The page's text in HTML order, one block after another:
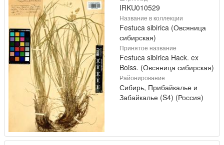
IRKU010529
Название в коллекции
Festuca sibirica (Овсяница
сибирская)
Принятое название
Festuca sibirica Hack. ex
Boiss. (Овсяница сибирская)
Районирование
Сибирь, Прибайкалье и
Забайкалье (S4) (Россия)